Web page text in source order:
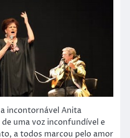
incontornável Anita
uma voz inconfundível e
a todos marcou pelo amor